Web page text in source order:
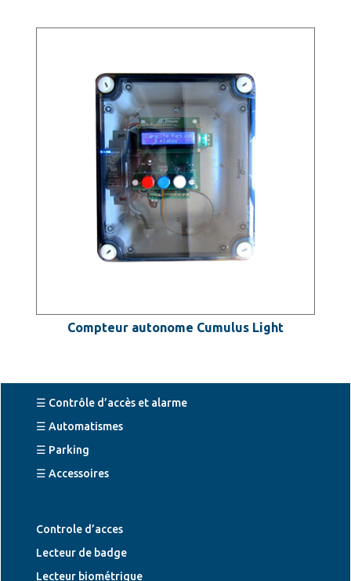
Compteur autonome Cumulus Light
☰ Contrôle d’accès et alarme
☰ Automatismes
☰ Parking
☰ Accessoires
Controle d’acces
Lecteur de badge
Lecteur biométrique